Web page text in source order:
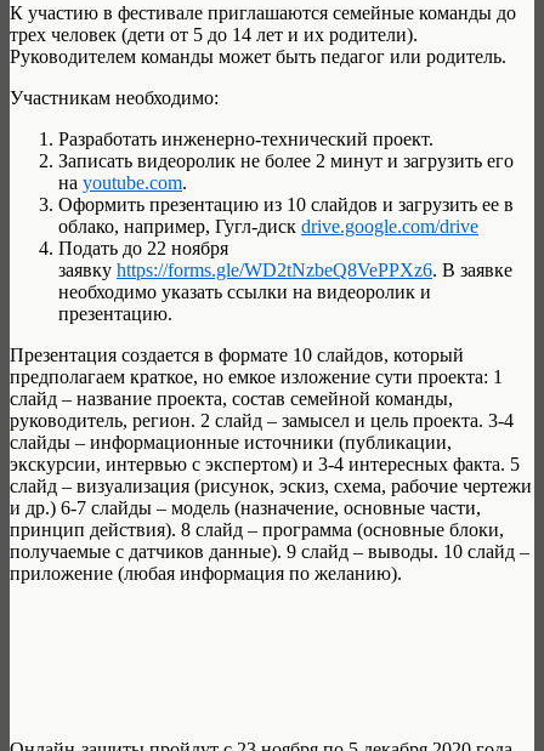
К участию в фестивале приглашаются семейные команды до
трех человек (дети от 5 до 14 лет и их родители).
Руководителем команды может быть педагог или родитель.
Участникам необходимо:
Разработать инженерно-технический проект.
Записать видеоролик не более 2 минут и загрузить его
на youtube.com.
Оформить презентацию из 10 слайдов и загрузить ее в
облако, например, Гугл-диск drive.google.com/drive
Подать до 22 ноября
заявку https://forms.gle/WD2tNzbeQ8VePPXz6. В заявке
необходимо указать ссылки на видеоролик и
презентацию.
Презентация создается в формате 10 слайдов, который
предполагаем краткое, но емкое изложение сути проекта: 1
слайд – название проекта, состав семейной команды,
руководитель, регион. 2 слайд – замысел и цель проекта. 3-4
слайды – информационные источники (публикации,
экскурсии, интервью с экспертом) и 3-4 интересных факта. 5
слайд – визуализация (рисунок, эскиз, схема, рабочие чертежи
и др.) 6-7 слайды – модель (назначение, основные части,
принцип действия). 8 слайд – программа (основные блоки,
получаемые с датчиков данные). 9 слайд – выводы. 10 слайд –
приложение (любая информация по желанию).